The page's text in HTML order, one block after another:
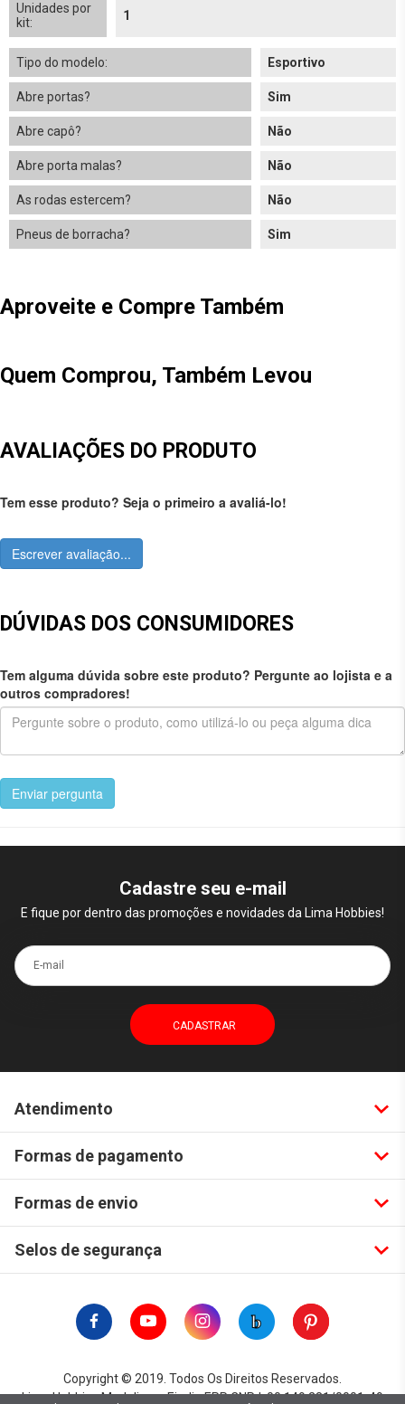
Unidades por
kit:
1
Tipo do modelo: Esportivo
Abre portas? Sim
Abre capô? Não
Abre porta malas? Não
As rodas estercem? Não
Pneus de borracha? Sim
Aproveite e Compre Também
Quem Comprou, Também Levou
AVALIAÇÕES DO PRODUTO
Tem esse produto? Seja o primeiro a avaliá-lo!
Escrever avaliação...
DÚVIDAS DOS CONSUMIDORES
Tem alguma dúvida sobre este produto? Pergunte ao lojista e a
outros compradores!
Enviar pergunta
Cadastre seu e-mail
E fique por dentro das promoções e novidades da Lima Hobbies!
E-mail
Atendimento
Formas de pagamento
Formas de envio
Selos de segurança
Copyright © 2019. Todos Os Direitos Reservados.
Lima Hobbies Modelismo Eireli - EPP CNPJ: 00.149.281/0001-49